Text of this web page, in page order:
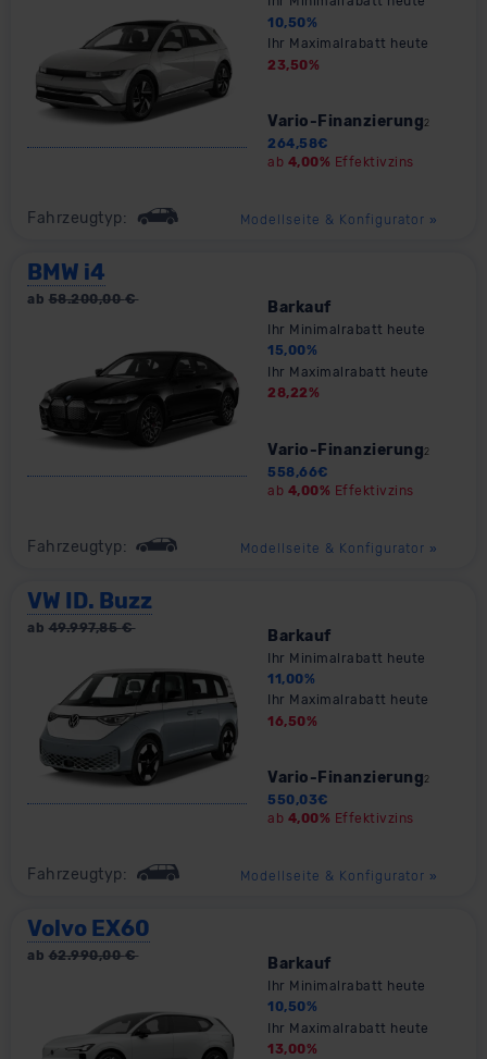
10,50%
Ihr Maximalrabatt heute
23,50%
Vario-Finanzierung 2
264,58€
ab 4,00% Effektivzins
Fahrzeugtyp: Modellseite & Konfigurator »
BMW i4
ab 58.200,00€ Barkauf
Ihr Minimalrabatt heute
15,00%
Ihr Maximalrabatt heute
28,22%
Vario-Finanzierung 2
558,66€
ab 4,00% Effektivzins
Fahrzeugtyp: Modellseite & Konfigurator »
VW ID. Buzz
ab 49.997,85€ Barkauf
Ihr Minimalrabatt heute
11,00%
Ihr Maximalrabatt heute
16,50%
Vario-Finanzierung2
550,03€
ab 4,00% Effektivzins
Fahrzeugtyp: Modellseite & Konfigurator »
Volvo EX60
ab 62.990,00€ Barkauf
Ihr Minimalrabatt heute
10,50%
Ihr Maximalrabatt heute
13,00%